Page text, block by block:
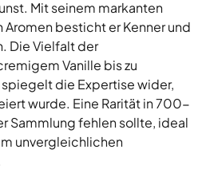
Mit seinem markanten
besticht er Kenner und
Die Vielfalt der
Vanille bis zu
die Expertise wider,
wurde. Eine Rarität in 700-
Sammlung fehlen sollte, ideal
unvergleichlichen